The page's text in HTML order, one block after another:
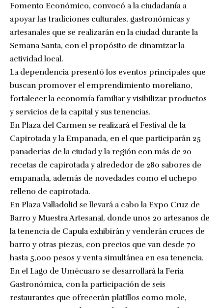
Fomento Económico, convocó a la ciudadanía a
apoyar las tradiciones culturales, gastronómicas y
artesanales que se realizarán en la ciudad durante la
Semana Santa, con el propósito de dinamizar la
actividad local.
La dependencia presentó los eventos principales que
buscan promover el emprendimiento moreliano,
fortalecer la economía familiar y visibilizar productos
y servicios de la capital y sus tenencias.
En Plaza del Carmen se realizará el Festival de la
Capirotada y la Empanada, en el que participarán 25
panaderías de la ciudad y la región con más de 20
recetas de capirotada y alrededor de 280 sabores de
empanada, además de novedades como el uchepo
relleno de capirotada.
En Plaza Valladolid se llevará a cabo la Expo Cruz de
Barro y Muestra Artesanal, donde unos 20 artesanos de
la tenencia de Capula exhibirán y venderán cruces de
barro y otras piezas, con precios que van desde 70
hasta 5,000 pesos y venta simultánea en esa tenencia.
En el Lago de Umécuaro se desarrollará la Feria
Gastronómica, con la participación de seis
restaurantes que ofrecerán platillos como mole,